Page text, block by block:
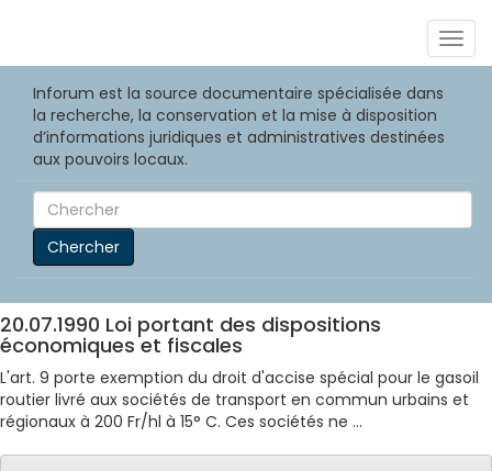
Inforum est la source documentaire spécialisée dans
la recherche, la conservation et la mise à disposition
d’informations juridiques et administratives destinées
aux pouvoirs locaux.
Chercher
20.07.1990 Loi portant des dispositions
économiques et fiscales
L'art. 9 porte exemption du droit d'accise spécial pour le gasoil
routier livré aux sociétés de transport en commun urbains et
régionaux à 200 Fr/hl à 15° C. Ces sociétés ne ...